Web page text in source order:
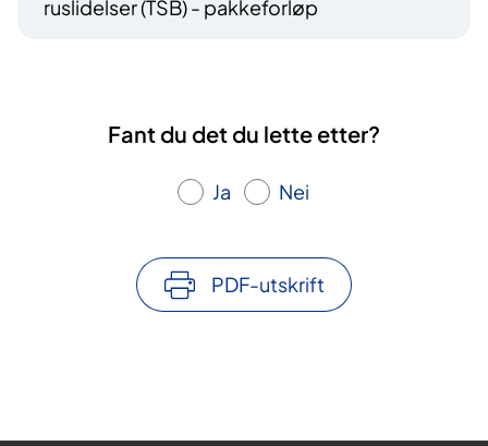
ruslidelser (TSB) - pakkeforløp
Fant du det du lette etter?
Ja Nei
PDF-utskrift